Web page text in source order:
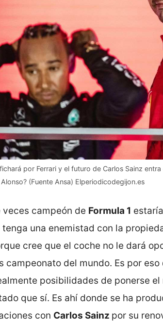
por Ferrari y el futuro de Carlos Sainz
(Fuente Ansa) Elperiodicodegijon.es
veces campeón de Formula 1
una enemistad con la
cree que el coche no le dará
campeonato del mundo. Es por
posibilidades de ponerse el
que sí. Es ahí donde se ha
con Carlos Sainz por su